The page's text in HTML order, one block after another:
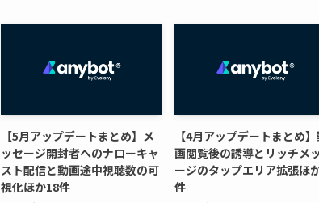
【5月アップデートまとめ】メ
ッセージ開封者へのナローキャ
スト配信と動画途中視聴数の可
視化ほか18件
【4月アップデートまとめ
画閲覧後の誘導とリッチメ
ージのタップエリア拡張ほ
件